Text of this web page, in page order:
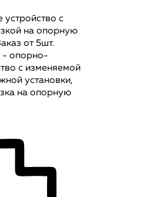
с
на опорную
от 5шт.
- опорно-
с изменяемой
установки,
на опорную